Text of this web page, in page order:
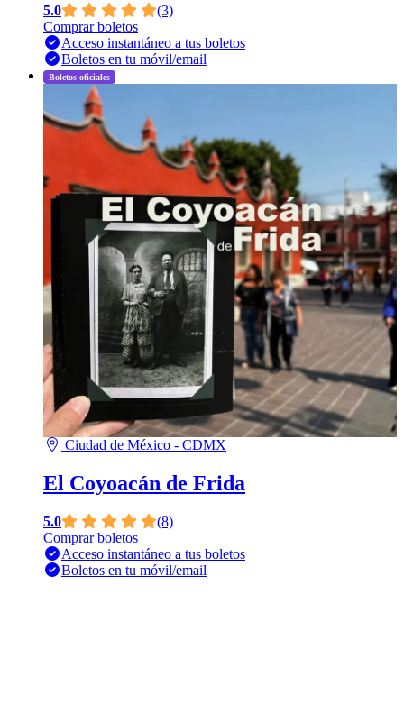
5.0
(3)
Comprar boletos
Acceso instantáneo a tus boletos
Boletos en tu móvil/email
Boletos oficiales
Ciudad de México - CDMX
El Coyoacán de Frida
5.0
(8)
Comprar boletos
Acceso instantáneo a tus boletos
Boletos en tu móvil/email